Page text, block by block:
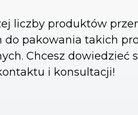
liczby produktów
pakowania takich
Chcesz
i konsultacji!